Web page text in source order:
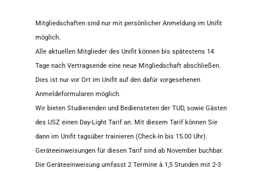
Mitgliedschaften sind nur mit persönlicher Anmeldung im Unifit
möglich.
Alle aktuellen Mitglieder des Unifit können bis spätestens 14
Tage nach Vertragsende eine neue Mitgliedschaft abschließen.
Dies ist nur vor Ort im Unifit auf den dafür vorgesehenen
Anmeldeformularen möglich.
Wir bieten Studierenden und Bediensteten der TUD, sowie Gästen
des USZ einen Day-Light Tarif an. Mit diesem Tarif können Sie
dann im Unifit tagsüber trainieren (Check-In bis 15.00 Uhr).
Geräteeinweisungen für diesen Tarif sind ab November buchbar.
Die Geräteeinweisung umfasst 2 Termine à 1,5 Stunden mit 2-3